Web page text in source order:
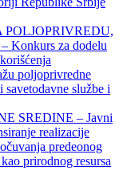
Konkurs za dodelu
poljoprivredne
službe i
SREDINE – Javni
realizacije
predeonog
prirodnog resursa